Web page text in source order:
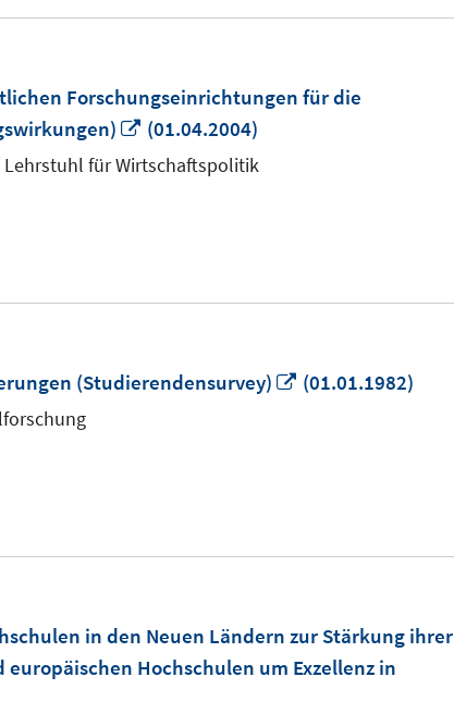
Forschungseinrichtungen für die
In
neuem
(01.04.2004)
Lehrstuhl für Wirtschaftspolitik
(Studierendensurvey)
In
(01.01.1982)
in den Neuen Ländern zur Stärkung ihrer
Hochschulen um Exzellenz in